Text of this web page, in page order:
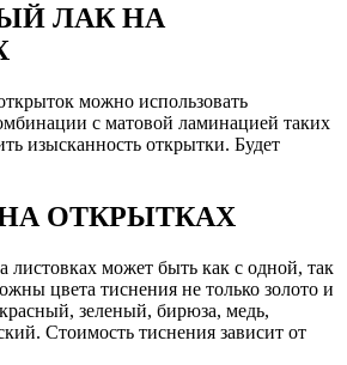
ЛАК НА
можно использовать
с матовой ламинацией таких
изысканность открытки. Будет
ОТКРЫТКАХ
листовках может быть как с одной, так
цвета тиснения не только золото и
зеленый, бирюза, медь,
Стоимость тиснения зависит от